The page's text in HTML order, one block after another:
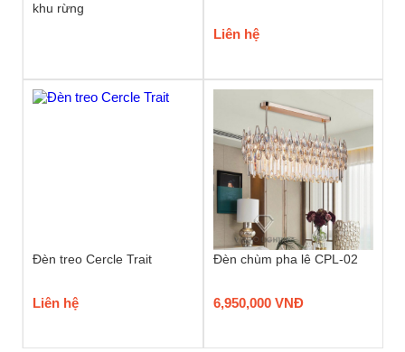
khu rừng
Liên hệ
Đèn treo Cercle Trait
Liên hệ
Đèn chùm pha lê CPL-02
6,950,000 VNĐ